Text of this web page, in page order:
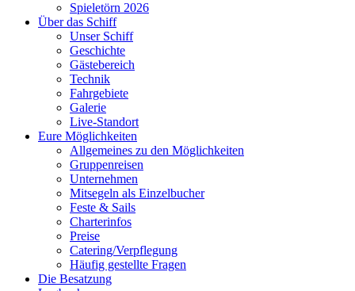
Spieletörn 2026
Über das Schiff
Unser Schiff
Geschichte
Gästebereich
Technik
Fahrgebiete
Galerie
Live-Standort
Eure Möglichkeiten
Allgemeines zu den Möglichkeiten
Gruppenreisen
Unternehmen
Mitsegeln als Einzelbucher
Feste & Sails
Charterinfos
Preise
Catering/Verpflegung
Häufig gestellte Fragen
Die Besatzung